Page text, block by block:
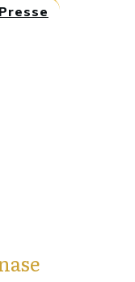
Presse